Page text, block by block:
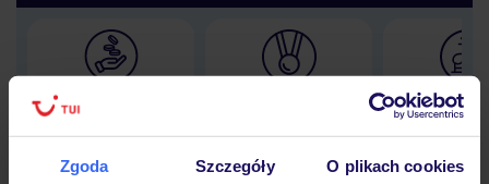
Zgoda Szczegóły O plikach cookies
Lider niskich cen 30 lat w